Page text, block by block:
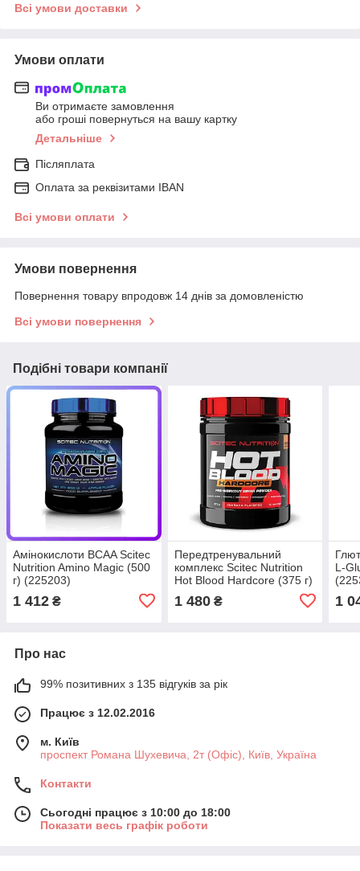
Всі умови доставки
Умови оплати
Ви отримаєте замовлення
або гроші повернуться на вашу картку
Детальніше
Післяплата
Оплата за реквізитами IBAN
Всі умови оплати
Умови повернення
Повернення товару впродовж 14 днів за домовленістю
Всі умови повернення
Подібні товари компанії
Амінокислоти BCAA Scitec
Nutrition Amino Magic (500
г) (225203)
1 412 ₴
Передтренувальний
комплекс Scitec Nutrition
Hot Blood Hardcore (375 г)
1 480₴
L-
1
Про нас
99% позитивних з 135 відгуків за рік
Працює з 12.02.2016
м. Київ
проспект Романа Шухевича, 2т (Офіс), Київ, Україна
Контакти
Сьогодні працює з 10:00 до 18:00
Показати весь графік роботи